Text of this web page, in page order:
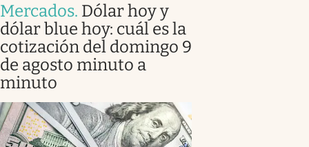
Mercados. Dólar hoy y
dólar blue hoy: cuál es la
cotización del domingo 9
de agosto minuto a
minuto